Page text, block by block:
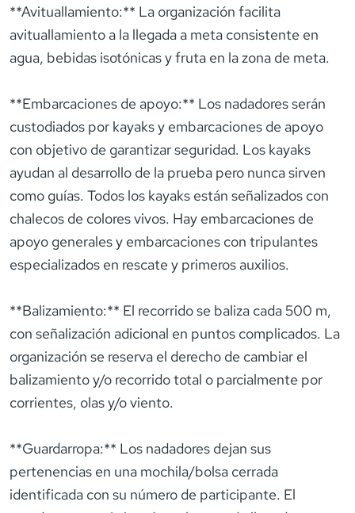
**Avituallamiento:** La organización facilita
avituallamiento a la llegada a meta consistente en
agua, bebidas isotónicas y fruta en la zona de meta.
**Embarcaciones de apoyo:** Los nadadores serán
custodiados por kayaks y embarcaciones de apoyo
con objetivo de garantizar seguridad. Los kayaks
ayudan al desarrollo de la prueba pero nunca sirven
como guías. Todos los kayaks están señalizados con
chalecos de colores vivos. Hay embarcaciones de
apoyo generales y embarcaciones con tripulantes
especializados en rescate y primeros auxilios.
**Balizamiento:** El recorrido se baliza cada 500 m,
con señalización adicional en puntos complicados. La
organización se reserva el derecho de cambiar el
balizamiento y/o recorrido total o parcialmente por
corrientes, olas y/o viento.
**Guardarropa:** Los nadadores dejan sus
pertenencias en una mochila/bolsa cerrada
identificada con su número de participante. El